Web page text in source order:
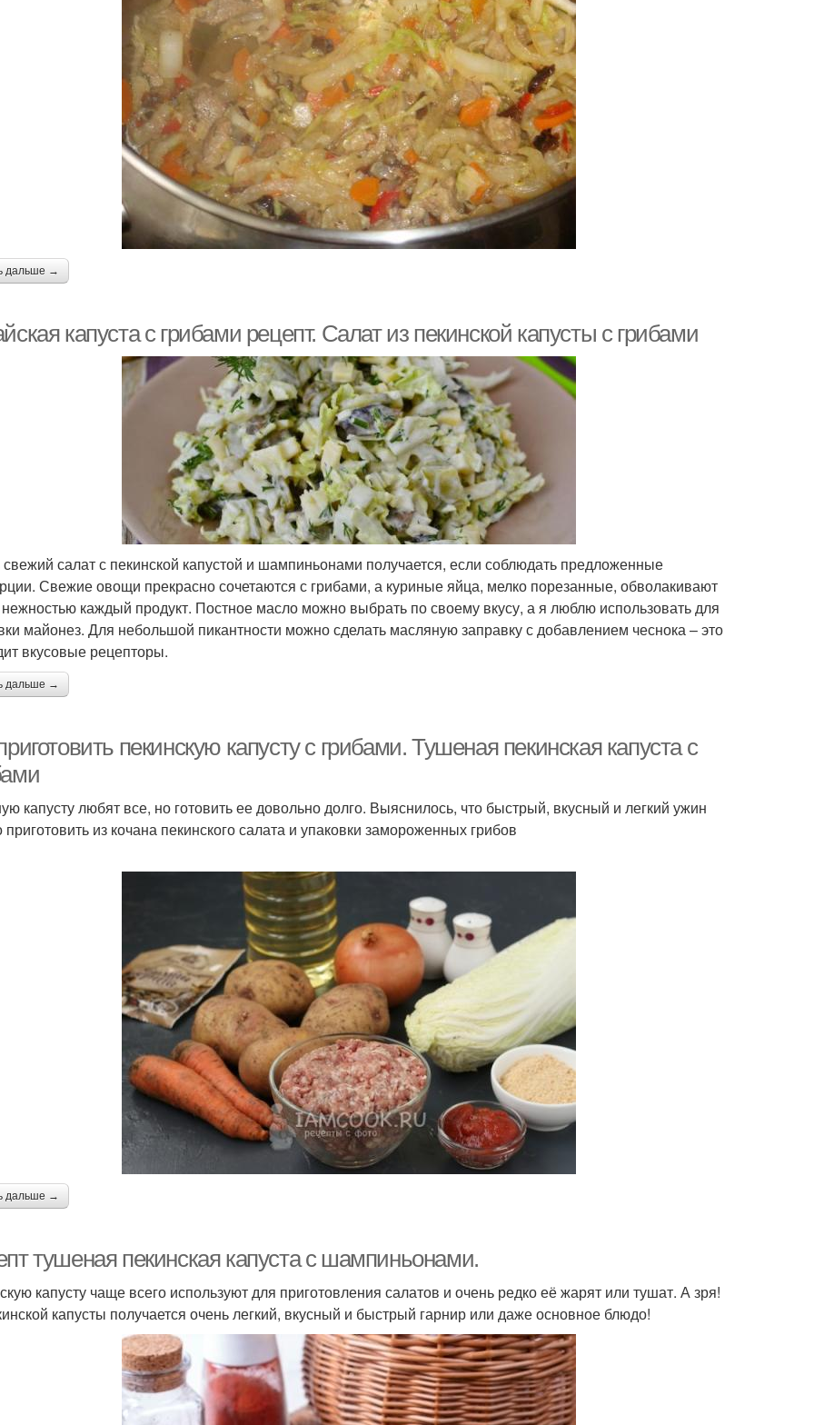
дальше →
капуста с грибами рецепт. Салат из пекинской капусты с грибами
салат с пекинской капустой и шампиньонами получается, если соблюдать предложенные
Свежие овощи прекрасно сочетаются с грибами, а куриные яйца, мелко порезанные, обволакивают
каждый продукт. Постное масло можно выбрать по своему вкусу, а я люблю использовать для
майонез. Для небольшой пикантности можно сделать масляную заправку с добавлением чеснока – это
вкусовые рецепторы.
дальше →
пекинскую капусту с грибами. Тушеная пекинская капуста с
капусту любят все, но готовить ее довольно долго. Выяснилось, что быстрый, вкусный и легкий ужин
из кочана пекинского салата и упаковки замороженных грибов
дальше →
тушеная пекинская капуста с шампиньонами.
капусту чаще всего используют для приготовления салатов и очень редко её жарят или тушат. А зря!
капусты получается очень легкий, вкусный и быстрый гарнир или даже основное блюдо!